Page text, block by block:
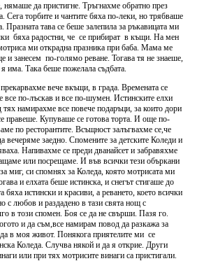
да пристигне. Тръгнахме обратно през
Сега торбите и чантите бяха по-леки, но трябваше
Празната тава се беше залепила за ръкавицата ми
бяха радостни, че се прибират в къщи. На мен
ми открадна празника при баба. Мама ме
и занесем по-голямо реване. Тогава тя не знаеше,
има. Така беше пожелала съдбата.
вече вкъщи, в града. Времената се
все по-лъскав и все по-шумен. Истинските елхи
намирахме все повече подаръци, за които дори
правеше. Купуваше се готова торта. И още по-
по ресторантите. Всъщност залъгвахме се,че
вечеряме заедно. Спомените за детските Коледи и
Напивахме се преди дванайсет и забравяхме
или посрещаме. И във всички тези объркани
миг, си спомнях за Коледа, която мотрисата ми
и елхата беше истинска, и снегът стигаше до
бяха истински и красиви, а реването, което всички
с любов и раздадено в тази свята нощ с
в този спомен. Боя се да не свърши. Пазя го.
и да съм,все намирам повод да разкажа за
в моя живот. Понякога приятелите ми се
Коледа. Случва някой и да я открие. Други
или при тях мотрисите винаги са пристигали.